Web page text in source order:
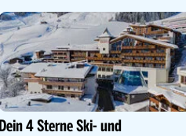
Dein 4 Sterne Ski- und